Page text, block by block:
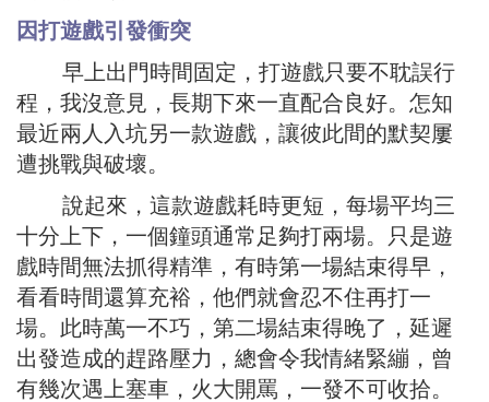
因打遊戲引發衝突
早上出門時間固定，打遊戲只要不耽誤行
程，我沒意見，長期下來一直配合良好。怎知
最近兩人入坑另一款遊戲，讓彼此間的默契屢
遭挑戰與破壞。
說起來，這款遊戲耗時更短，每場平均三
十分上下，一個鐘頭通常足夠打兩場。只是遊
戲時間無法抓得精準，有時第一場結束得早，
看看時間還算充裕，他們就會忍不住再打一
場。此時萬一不巧，第二場結束得晚了，延遲
出發造成的趕路壓力，總會令我情緒緊繃，曾
有幾次遇上塞車，火大開罵，一發不可收拾。